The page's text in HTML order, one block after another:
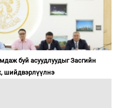
буй асуудлуудыг Засгийн
шийдвэрлүүлнэ